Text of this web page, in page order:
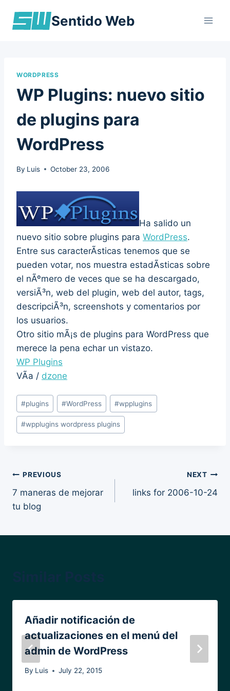
Sentido Web
WORDPRESS
WP Plugins: nuevo sitio
de plugins para
WordPress
By Luis October 23, 2006
Ha salido un
nuevo sitio sobre plugins para WordPress.
Entre sus caracterÃ­sticas tenemos que se
pueden votar, nos muestra estadÃ­sticas sobre
el nÃºmero de veces que se ha descargado,
versiÃ³n, web del plugin, web del autor, tags,
descripciÃ³n, screenshots y comentarios por
los usuarios.
Otro sitio mÃ¡s de plugins para WordPress que
merece la pena echar un vistazo.
WP Plugins
VÃ­a / dzone
Post
Tags:
#plugins #WordPress #wpplugins
#wpplugins wordpress plugins
Post
navigation
PREVIOUS
7 maneras de mejorar
tu blog
NEXT
links for 2006-10-24
Añadir notificación de
actualizaciones en el menú del
admin de WordPress
By Luis July 22, 2015